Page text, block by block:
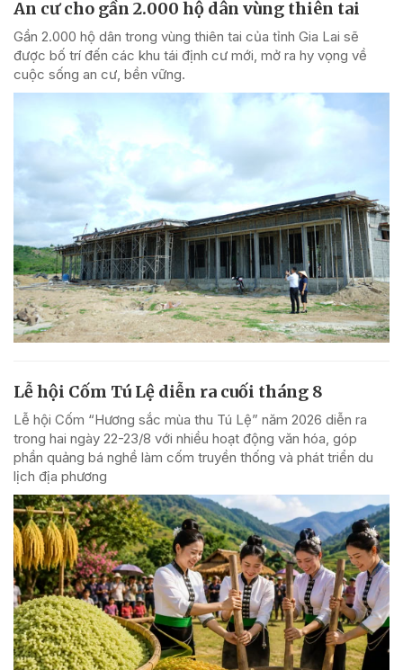
An cư cho gần 2.000 hộ dân vùng thiên tai
Gần 2.000 hộ dân trong vùng thiên tai của tỉnh Gia Lai sẽ
được bố trí đến các khu tái định cư mới, mở ra hy vọng về
cuộc sống an cư, bền vững.
Lễ hội Cốm Tú Lệ diễn ra cuối tháng 8
Lễ hội Cốm “Hương sắc mùa thu Tú Lệ” năm 2026 diễn ra
trong hai ngày 22-23/8 với nhiều hoạt động văn hóa, góp
phần quảng bá nghề làm cốm truyền thống và phát triển du
lịch địa phương